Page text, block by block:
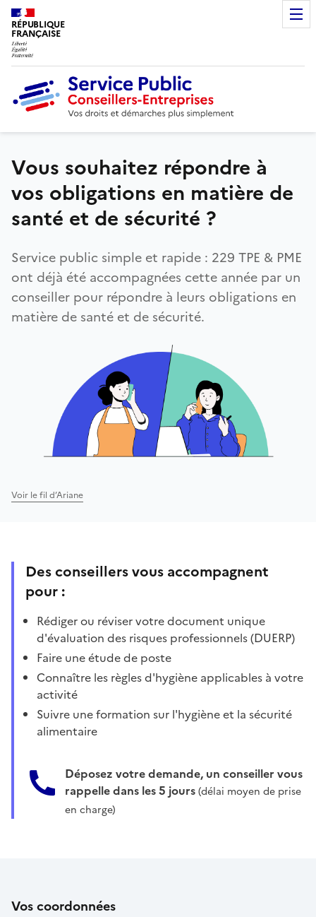
RÉPUBLIQUE
FRANÇAISE
Vous souhaitez répondre à
vos obligations en matière de
santé et de sécurité ?
Service public simple et rapide : 229 TPE & PME
ont déjà été accompagnées cette année par un
conseiller pour répondre à leurs obligations en
matière de santé et de sécurité.
Voir le fil d’Ariane
Des conseillers vous accompagnent
pour :
Rédiger ou réviser votre document unique
d'évaluation des risques professionnels (DUERP)
Faire une étude de poste
Connaître les règles d'hygiène applicables à votre
activité
Suivre une formation sur l'hygiène et la sécurité
alimentaire
Déposez votre demande, un conseiller vous
rappelle dans les 5 jours(délai moyen de prise
en charge)
Vos coordonnées